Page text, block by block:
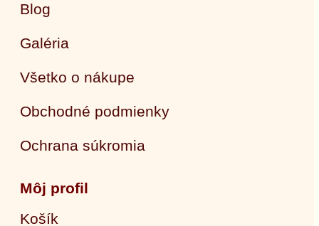
Blog
Galéria
Všetko o nákupe
Obchodné podmienky
Ochrana súkromia
Môj profil
Košík